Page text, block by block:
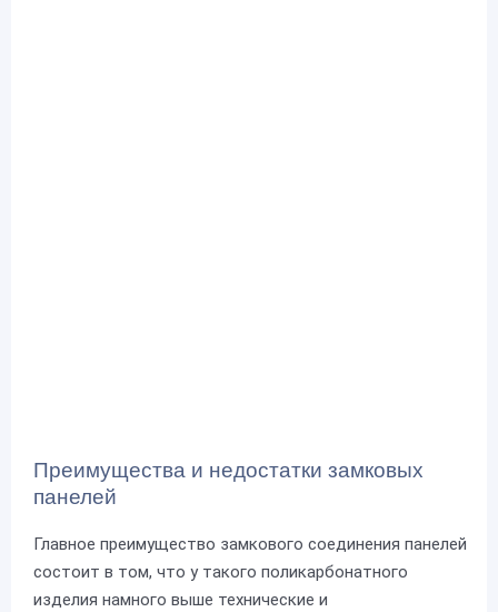
Преимущества и недостатки замковых
панелей
Главное преимущество замкового соединения панелей
состоит в том, что у такого поликарбонатного
изделия намного выше технические и